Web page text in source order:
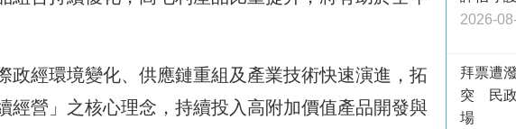
政經環境變化、供應鏈重組及產業技術快速演進，拓
經營」之核心理念，持續投入高附加價值產品開發與
2026-
拜票遭
突 民政
場